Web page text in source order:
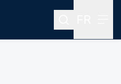
Rechercher